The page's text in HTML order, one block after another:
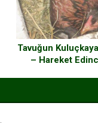
Tavuğun Kuluçkaya
– Hareket